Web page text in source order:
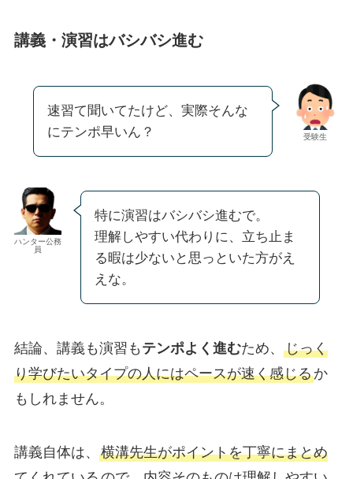
講義・演習はバシバシ進む
受験生
速習て聞いてたけど、実際そんな
にテンポ早いん？
ハンター公務
員
特に演習はバシバシ進むで。
理解しやすい代わりに、立ち止ま
る暇は少ないと思っといた方がえ
えな。
結論、講義も演習も テンポよく進むため、 じっく
り学びたいタイプの人にはペースが速く感じるか
もしれません。
講義自体は、 横溝先生がポイントを丁寧にまとめ